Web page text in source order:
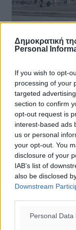
Δημοκρατική
Personal
If you wish to opt-
processing of your
targeted
section to confirm
opt-out request is
interest-based ads
us or personal
your opt-out. You
disclosure of your
IAB’s list of
also be disclosed
Downstream
Personal
Έκκληση
και ο
«Τα εθνικά
την ιστορία,
πρέπει να
συνεννόησης ...
24.01.19, 17:47